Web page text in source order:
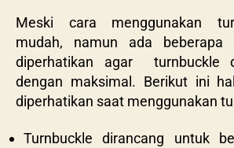
Meski cara menggunakan
mudah, namun ada
diperhatikan agar turnbuckle
dengan maksimal. Berikut ini
diperhatikan saat menggunakan
Turnbuckle dirancang untuk